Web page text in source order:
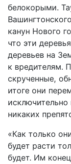
белокорыми.
канун Нового
что эти
деревьев на
к вредителям.
скрученные,
итоге они
никаких
«Как только
будет расти
будет. Им